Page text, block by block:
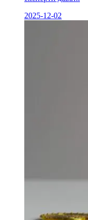
2025-12-02